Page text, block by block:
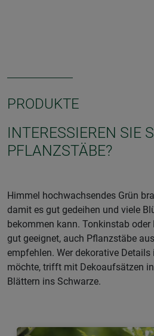
PRODUKTE
INTERESSIEREN SIE
PFLANZSTÄBE?
Himmel hochwachsendes Grün
damit es gut gedeihen und viele
bekommen kann. Tonkinstab
gut geeignet, auch Pflanzstäbe
empfehlen. Wer dekorative Details
möchte, trifft mit Dekoaufsätzen
Blättern ins Schwarze.